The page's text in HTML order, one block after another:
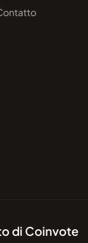
di Coinvote